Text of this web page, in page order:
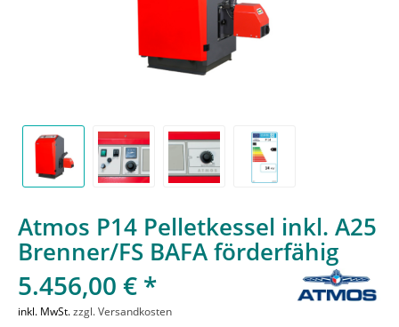
Atmos P14 Pelletkessel inkl. A25
Brenner/FS BAFA förderfähig
5.456,00 € *
inkl. MwSt.zzgl. Versandkosten